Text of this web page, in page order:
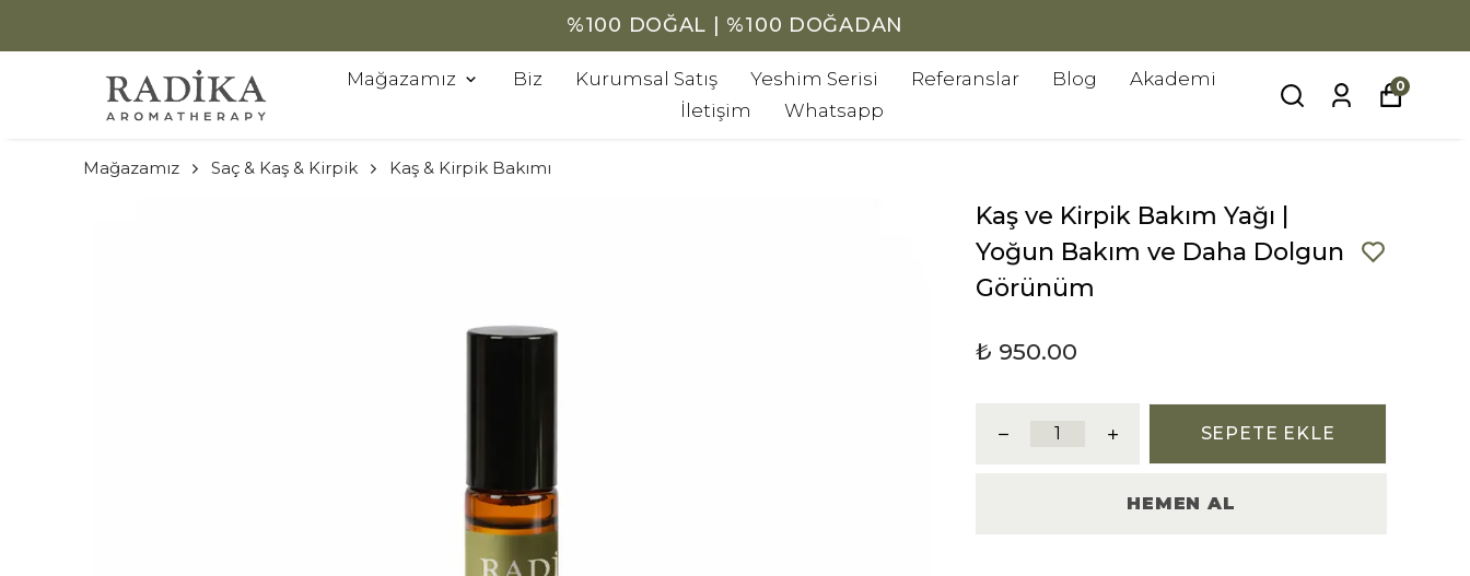
%100 DOĞAL | %100 DOĞADAN
Mağazamız Biz Kurumsal Satış Yeshim Serisi Referanslar Blog
Akademi
İletişim
Whatsapp
0
Mağazamız Saç & Kaş & Kirpik Kaş & Kirpik Bakımı
Kaş ve Kirpik Bakım Yağı |
Yoğun Bakım ve Daha Dolgun
Görünüm
₺ 950.00
SEPETE EKLE
HEMEN AL